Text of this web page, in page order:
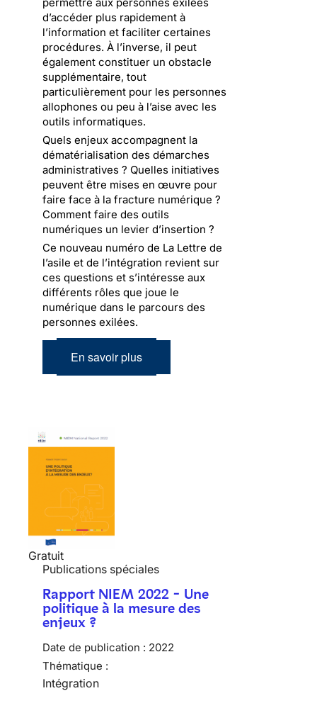
d’accéder plus rapidement à
l’information et faciliter certaines
procédures. À l’inverse, il peut
également constituer un obstacle
supplémentaire, tout
particulièrement pour les personnes
allophones ou peu à l’aise avec les
outils informatiques.
Quels enjeux accompagnent la
dématérialisation des démarches
administratives ? Quelles initiatives
peuvent être mises en œuvre pour
faire face à la fracture numérique ?
Comment faire des outils
numériques un levier d’insertion ?
Ce nouveau numéro de La Lettre de
l’asile et de l’intégration revient sur
ces questions et s’intéresse aux
différents rôles que joue le
numérique dans le parcours des
personnes exilées.
En savoir plus
Gratuit
Publications spéciales
Rapport NIEM 2022 - Une
politique à la mesure des
enjeux ?
Date de publication : 2022
Thématique :
Intégration